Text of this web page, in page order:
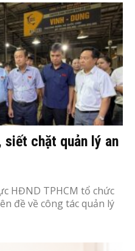
chặt quản lý an
HĐND TPHCM tổ chức
đề về công tác quản lý